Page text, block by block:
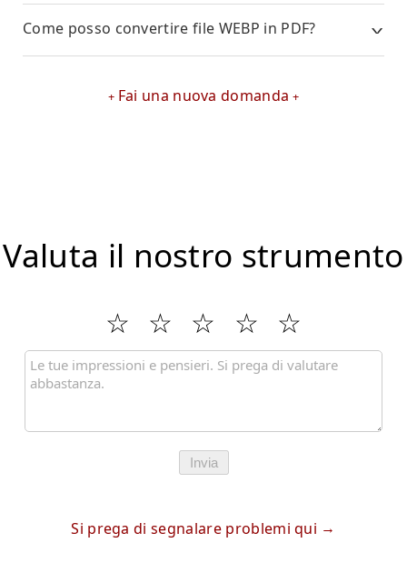
Come posso convertire file WEBP in PDF?
Fai una nuova domanda
Valuta il nostro strumento
Invia
Si prega di segnalare problemi qui